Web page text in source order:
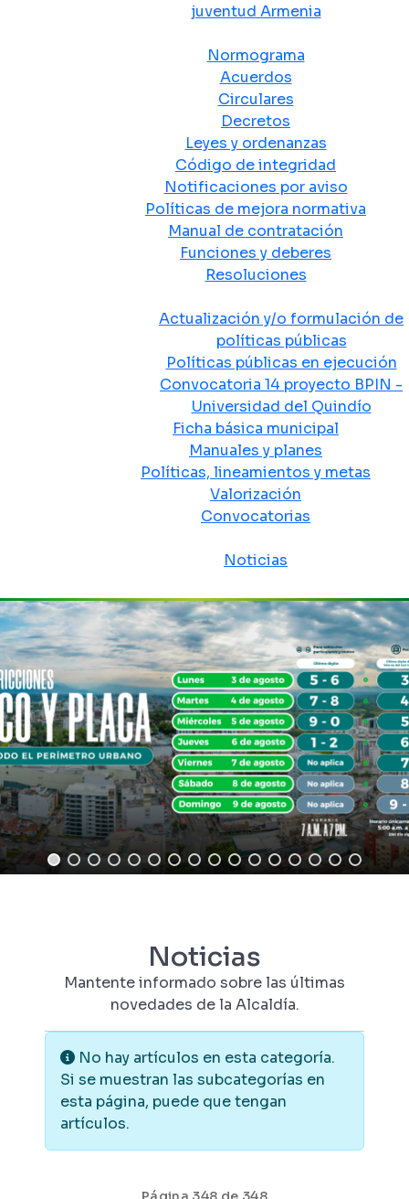
juventud Armenia
Normograma
Acuerdos
Circulares
Decretos
Leyes y ordenanzas
Código de integridad
Notificaciones por aviso
Políticas de mejora normativa
Manual de contratación
Funciones y deberes
Resoluciones
Actualización y/o formulación de
políticas públicas
Políticas públicas en ejecución
Convocatoria 14 proyecto BPIN -
Universidad del Quindío
Ficha básica municipal
Manuales y planes
Políticas, lineamientos y metas
Valorización
Convocatorias
Noticias
Noticias
Mantente informado sobre las últimas
novedades de la Alcaldía.
Información
No hay artículos en esta categoría.
Si se muestran las subcategorías en
esta página, puede que tengan
artículos.